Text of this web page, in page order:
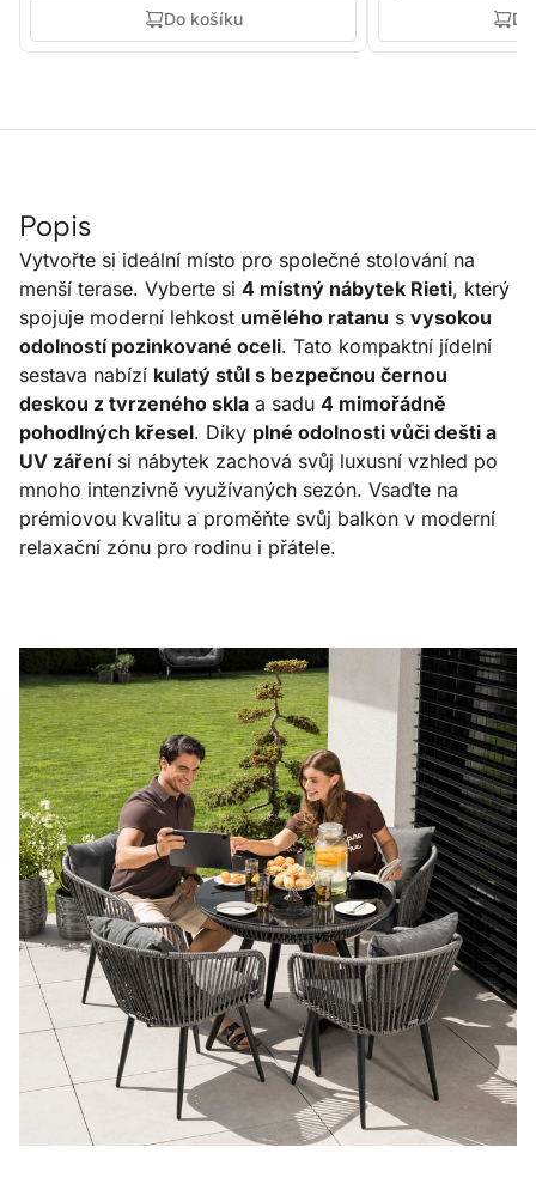
Do košíku
Popis
Vytvořte si ideální místo pro společné stolování na
menší terase. Vyberte si 4 místný nábytek Rieti, který
spojuje moderní lehkost umělého ratanu s vysokou
odolností pozinkované oceli. Tato kompaktní jídelní
sestava nabízí kulatý stůl s bezpečnou černou
deskou z tvrzeného skla a sadu 4 mimořádně
pohodlných křesel. Díky plné odolnosti vůči dešti a
UV zářenísi nábytek zachová svůj luxusní vzhled po
mnoho intenzivně využívaných sezón. Vsaďte na
prémiovou kvalitu a proměňte svůj balkon v moderní
relaxační zónu pro rodinu i přátele.